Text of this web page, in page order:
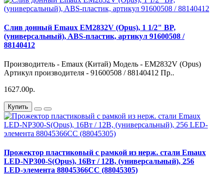
Слив донный Emaux EM2832V (Opus), 1 1/2" BP,
(универсальный), ABS-пластик, артикул 91600508 /
88140412
Производитель - Emaux (Китай) Модель - EM2832V (Opus)
Артикул производителя - 91600508 / 88140412 Пр..
1627.00р.
Купить
Прожектор пластиковый с рамкой из нерж. стали Emaux
LED-NP300-S(Opus), 16Вт / 12В, (универсальный), 256
LED-элемента 88045366CC (88045305)